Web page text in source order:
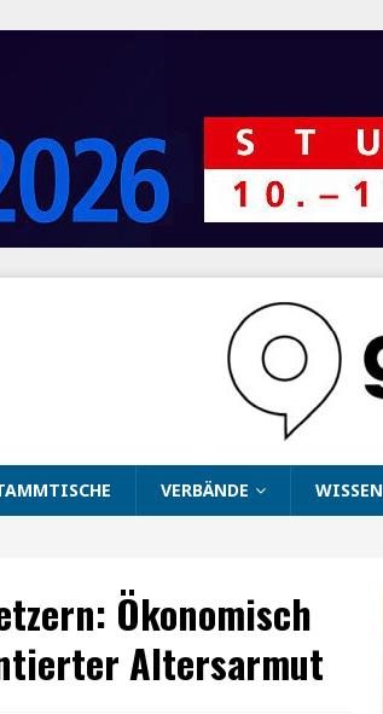
VERBÄNDE WISSEN
Ökonomisch
Altersarmut